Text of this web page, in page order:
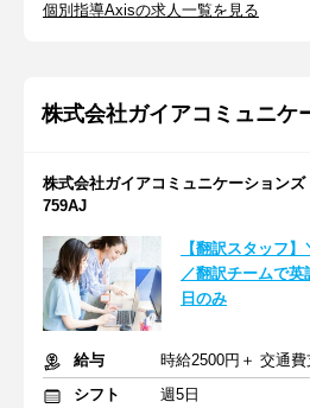
個別指導Axisの求人一覧を見る
株式会社ガイアコミュニケ
株式会社ガイアコミュニケーション
759AJ
【翻訳スタッフ
／翻訳チームで
日のみ
給与
時給2500円＋ 交通費
シフト
週5日